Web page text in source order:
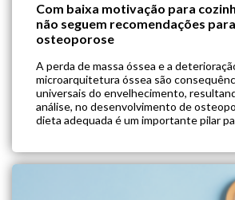
Com baixa motivação para
não seguem recomendações
osteoporose
A perda de massa óssea e a
microarquitetura óssea são
universais do envelhecimento,
análise, no desenvolvimento de
dieta adequada é um importante pilar
entanto, aderir a recomendações